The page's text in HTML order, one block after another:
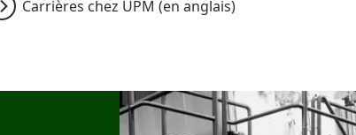
Carrières chez UPM (en anglais)